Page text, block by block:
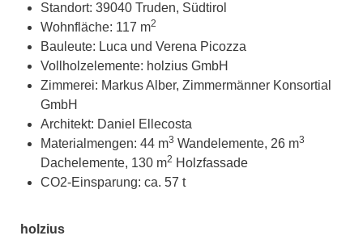
Standort: 39040 Truden, Südtirol
Wohnfläche: 117 m2
Bauleute: Luca und Verena Picozza
Vollholzelemente: holzius GmbH
Zimmerei: Markus Alber, Zimmermänner Konsortial
GmbH
Architekt: Daniel Ellecosta
Materialmengen: 44 m3 Wandelemente, 26 m3
Dachelemente, 130 m2 Holzfassade
CO2-Einsparung: ca. 57 t
holzius